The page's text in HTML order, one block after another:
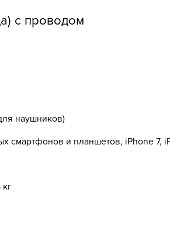
с проводом
наушников)
и планшетов, iPhone 7,